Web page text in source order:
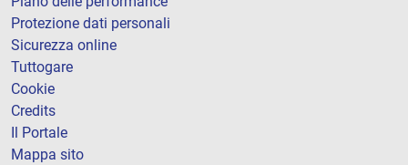
Protezione dati personali
Sicurezza online
Tuttogare
Cookie
Credits
Il Portale
Mappa sito